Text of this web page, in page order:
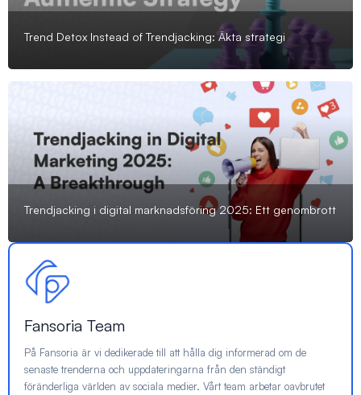
Trend Detox Instead of Trendjacking: Äkta strategi
Trendjacking i digital marknadsföring 2025: Ett genombrott
Fansoria Team
På Fansoria är vi dedikerade till att hålla dig informerad om de
senaste trenderna och uppdateringarna från den ständigt
föränderliga världen av sociala medier. Vårt team arbetar oavbrutet